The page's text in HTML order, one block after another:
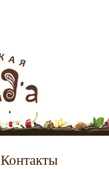
Контакты